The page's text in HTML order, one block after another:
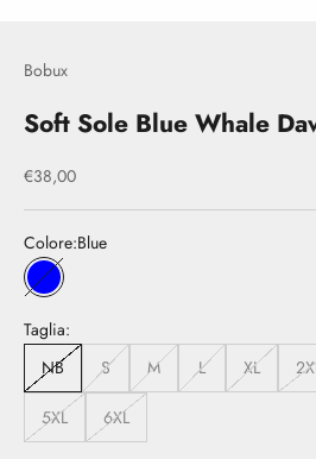
Bobux
Soft Sole Blue Whale
Prezzo scontato
€38,00
Colore:Blue
Blue
Taglia:
NB
S M L XL
5XL 6XL